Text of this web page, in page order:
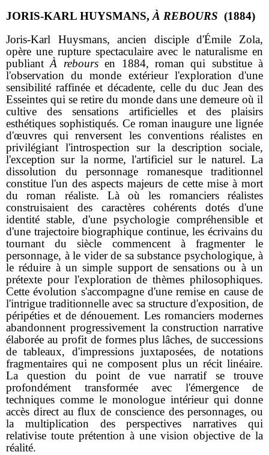
JORIS-KARL HUYSMANS, À REBOURS (1884)
Joris-Karl Huysmans, ancien disciple d'Émile Zola,
opère une rupture spectaculaire avec le naturalisme en
publiantÀ reboursen 1884, roman qui substitue à
l'observation du monde extérieur l'exploration d'une
sensibilité raffinée et décadente, celle du duc Jean des
Esseintes qui se retire du monde dans une demeure où il
cultive des sensations artificielles et des plaisirs
esthétiques sophistiqués. Ce roman inaugure une lignée
d'œuvres qui renversent les conventions réalistes en
privilégiant l'introspection sur la description sociale,
l'exception sur la norme, l'artificiel sur le naturel. La
dissolution du personnage romanesque traditionnel
constitue l'un des aspects majeurs de cette mise à mort
du roman réaliste. Là où les romanciers réalistes
construisaient des caractères cohérents dotés d'une
identité stable, d'une psychologie compréhensible et
d'une trajectoire biographique continue, les écrivains du
tournant du siècle commencent à fragmenter le
personnage, à le vider de sa substance psychologique, à
le réduire à un simple support de sensations ou à un
prétexte pour l'exploration de thèmes philosophiques.
Cette évolution s'accompagne d'une remise en cause de
l'intrigue traditionnelle avec sa structure d'exposition, de
péripéties et de dénouement. Les romanciers modernes
abandonnent progressivement la construction narrative
élaborée au profit de formes plus lâches, de successions
de tableaux, d'impressions juxtaposées, de notations
fragmentaires qui ne composent plus un récit linéaire.
La question du point de vue narratif se trouve
profondément transformée avec l'émergence de
techniques comme le monologue intérieur qui donne
accès direct au flux de conscience des personnages, ou
la multiplication des perspectives narratives qui
relativise toute prétention à une vision objective de la
réalité.